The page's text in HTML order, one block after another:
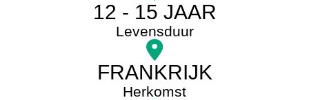
12 - 15 JAAR
Levensduur
FRANKRIJK
Herkomst